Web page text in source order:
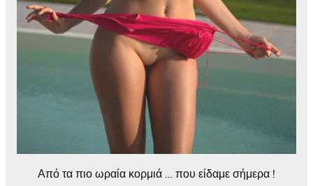
Από τα πιο ωραία κορμιά … που είδαμε σήμερα !